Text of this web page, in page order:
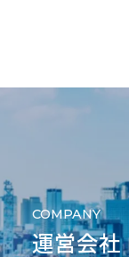
COMPANY
運営会社